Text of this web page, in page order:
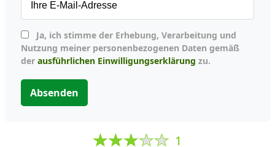
Nutzung meiner personenbezogenen Daten gemäß
der ausführlichen Einwilligungserklärung zu.
Absenden
1